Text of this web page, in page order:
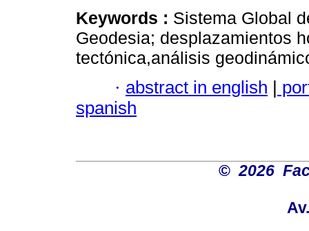
Keywords : Sistema Global
Geodesia; desplazamientos
tectónica,análisis
· abstract in english |
spanish
© 2026